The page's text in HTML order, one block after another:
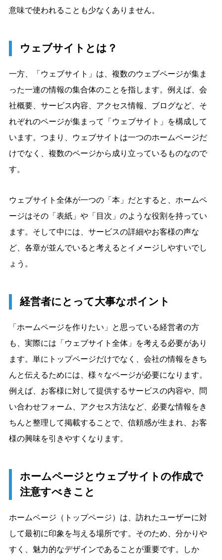
意味で使われることも少なくありません。
ウェブサイトとは？
一方、「ウェブサイト」は、複数のウェブページが集ま
った一連の情報の集合体のことを指します。例えば、会
社概要、サービス内容、アクセス情報、ブログなど、そ
れぞれのページが集まって「ウェブサイト」を構成して
います。つまり、ウェブサイトは一つのホームページだ
けでなく、複数のページから成り立っているものなので
す。
ウェブサイト全体が一つの「本」だとすると、ホームペ
ージはその「表紙」や「目次」のような役割を持ってい
ます。そして中には、サービスの詳細やお客様の声な
ど、各章が並んでいると考えるとイメージしやすいでし
ょう。
経営者にとって大事なポイント
「ホームページを作りたい」と思っている経営者の方
も、実際には「ウェブサイト全体」を考える必要があり
ます。単にトップページだけでなく、会社の情報をきち
んと伝えるためには、様々なページが必要になります。
例えば、お客様に対して提供するサービスの内容や、問
い合わせフォーム、アクセス方法など、必要な情報をき
ちんと整理して掲載することで、信頼感が生まれ、お客
様の興味を引きやすくなります。
ホームページとウェブサイトの作成で
注意すべきこと
ホームページ（トップページ）は、訪れたユーザーに対
して最初に印象を与える場所です。そのため、分かりや
すく、魅力的なデザインであることが重要です。しか